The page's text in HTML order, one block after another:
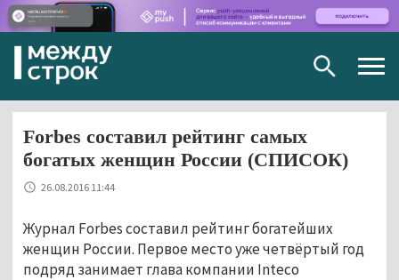
Forbes составил рейтинг самых
богатых женщин России (СПИСОК)
26.08.2016 11:44
Журнал Forbes составил рейтинг богатейших
женщин России. Первое место уже четвёртый год
подряд занимает глава компании Inteco